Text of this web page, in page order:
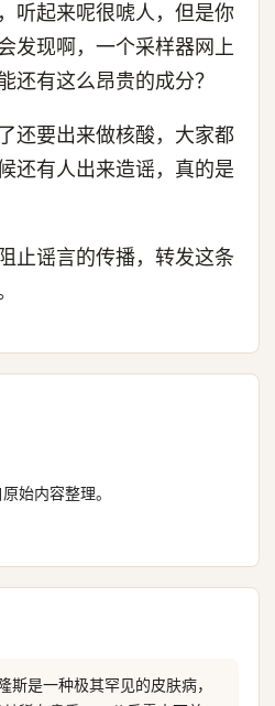
听起来呢很唬人，但是你
发现啊，一个采样器网上
还有这么昂贵的成分？
还要出来做核酸，大家都
还有人出来造谣，真的是
止谣言的传播，转发这条
始内容整理。
斯是一种极其罕见的皮肤病，